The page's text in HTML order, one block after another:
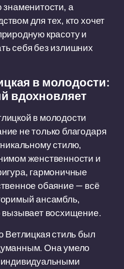
знаменитости, а
для тех, кто хочет
красоту и
себя без излишних
в молодости:
вдохновляет
в молодости
не только благодаря
стилю,
женственности и
гармоничные
обаяние — всё
ансамбль,
вызывает восхищение.
Ветлицкая стиль был
Она умело